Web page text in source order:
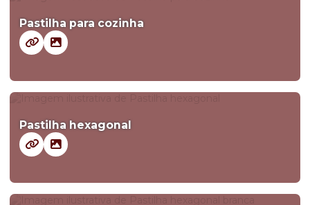
Pastilha para cozinha
Pastilha hexagonal